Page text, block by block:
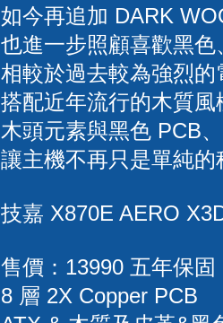
如今再追加 DARK
也進一步照顧喜歡黑
相較於過去較為強烈
搭配近年流行的木質
木頭元素與黑色 PCB
讓主機不再只是單純
技嘉 X870E AERO
售價：13990 五年保固
8 層 2X Copper PCB